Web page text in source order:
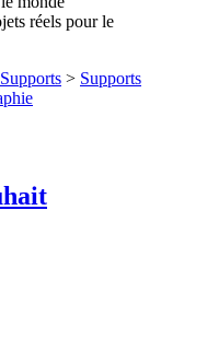
réels pour le
> Supports